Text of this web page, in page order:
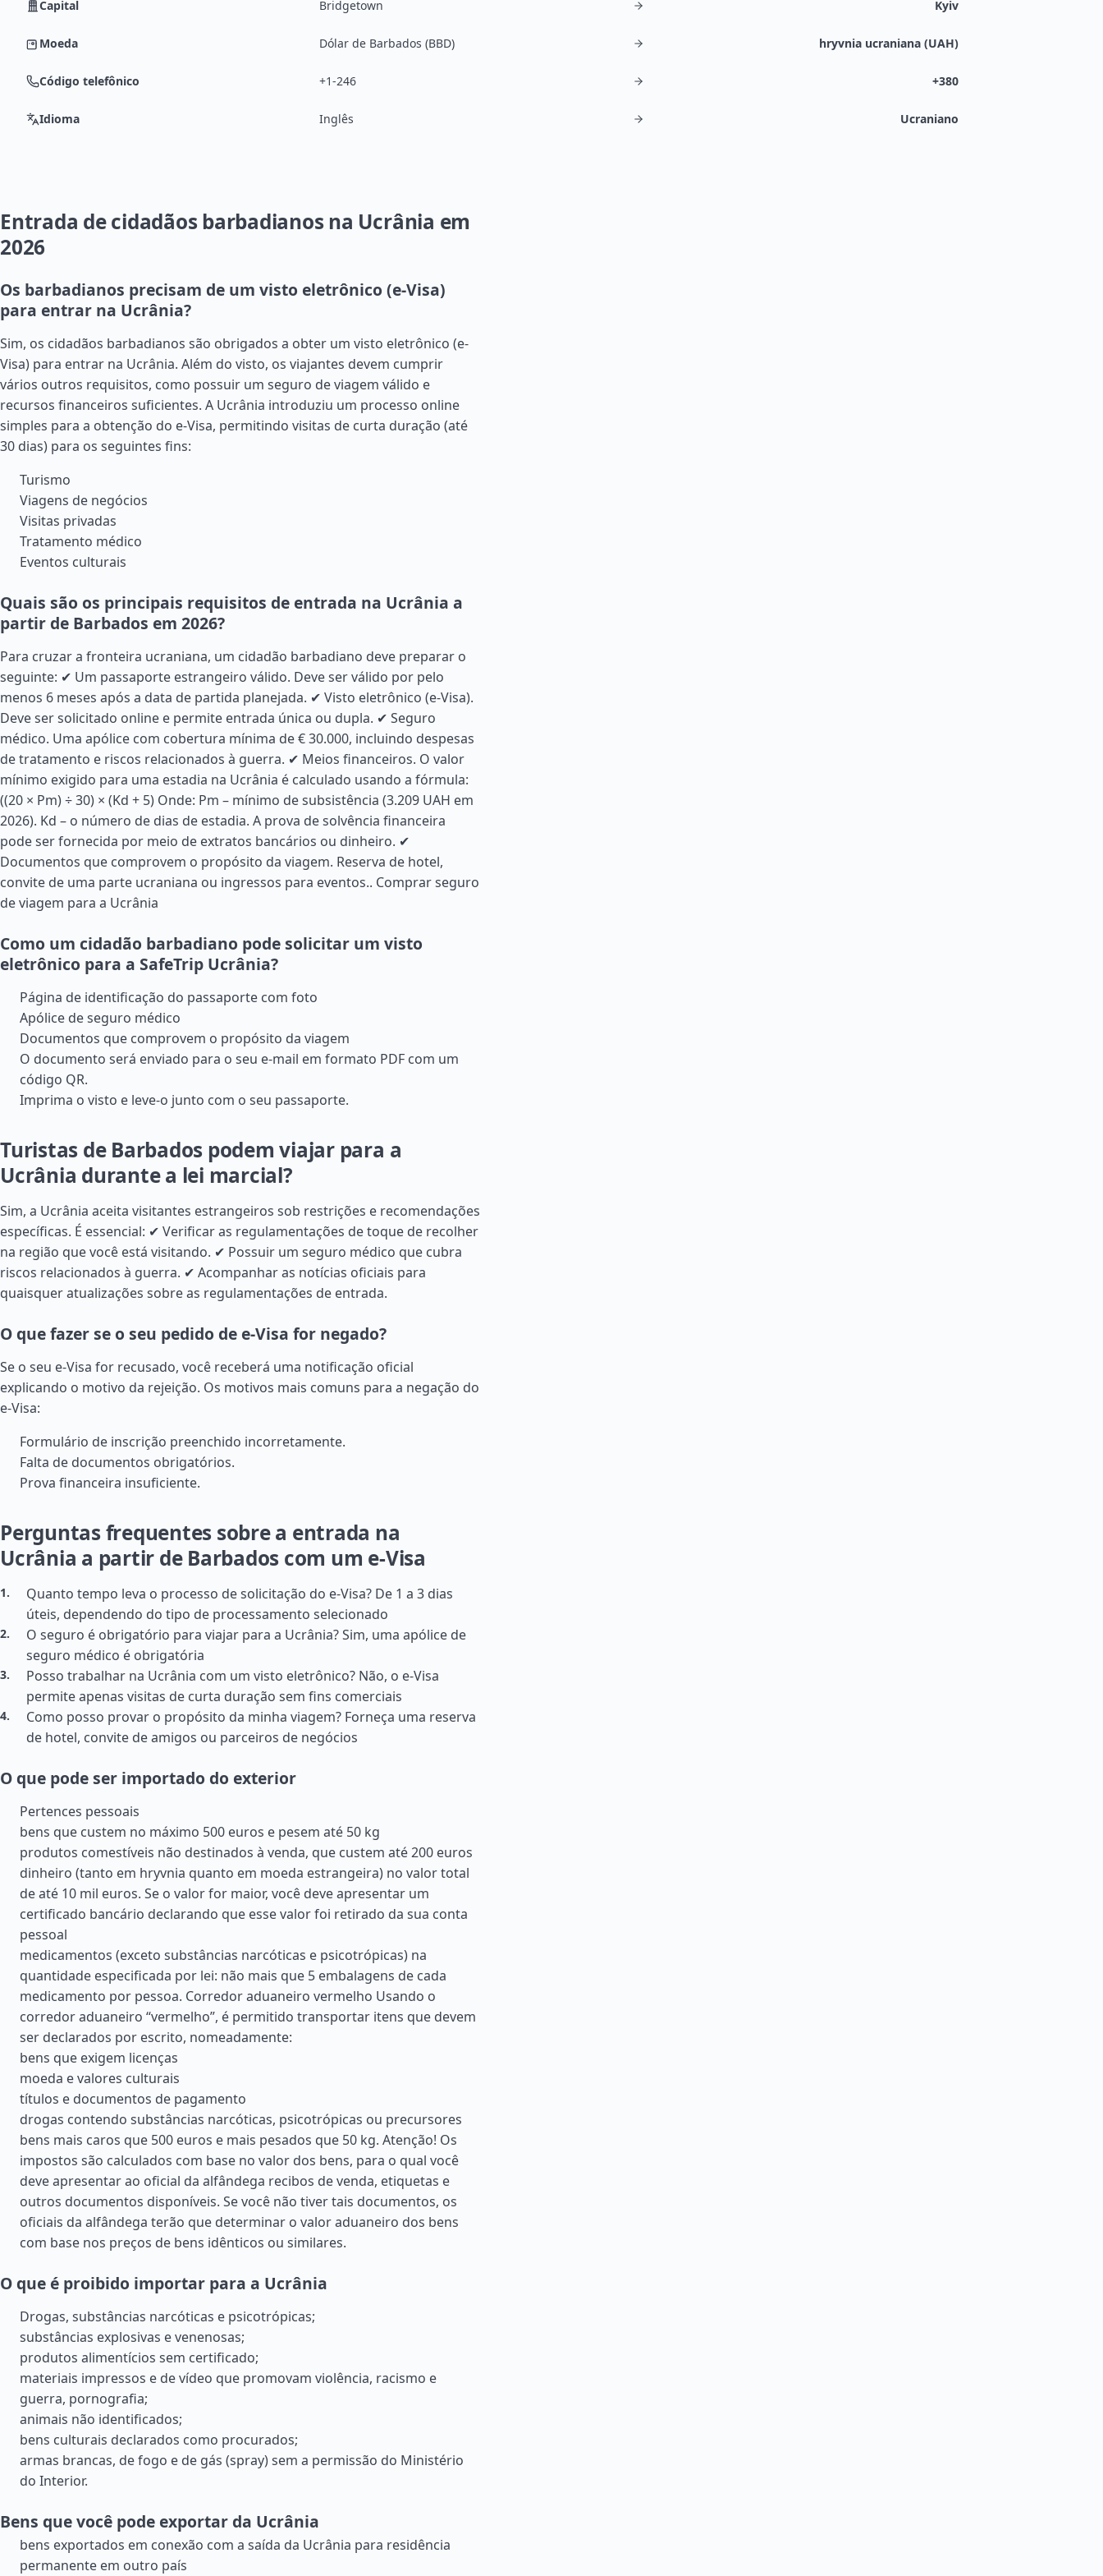
Capital Bridgetown Kyiv
Moeda Dólar de Barbados (BBD) hryvnia ucraniana (UAH)
Código telefônico +1-246 +380
Idioma Inglês Ucraniano
Entrada de cidadãos barbadianos na Ucrânia em
2026
Os barbadianos precisam de um visto eletrônico (e-Visa)
para entrar na Ucrânia?
Sim, os cidadãos barbadianos são obrigados a obter um visto eletrônico (e-
Visa) para entrar na Ucrânia. Além do visto, os viajantes devem cumprir
vários outros requisitos, como possuir um seguro de viagem válido e
recursos financeiros suficientes. A Ucrânia introduziu um processo online
simples para a obtenção do e-Visa, permitindo visitas de curta duração (até
30 dias) para os seguintes fins:
Turismo
Viagens de negócios
Visitas privadas
Tratamento médico
Eventos culturais
Quais são os principais requisitos de entrada na Ucrânia a
partir de Barbados em 2026?
Para cruzar a fronteira ucraniana, um cidadão barbadiano deve preparar o
seguinte: ✔ Um passaporte estrangeiro válido. Deve ser válido por pelo
menos 6 meses após a data de partida planejada. ✔ Visto eletrônico (e-Visa).
Deve ser solicitado online e permite entrada única ou dupla. ✔ Seguro
médico. Uma apólice com cobertura mínima de € 30.000, incluindo despesas
de tratamento e riscos relacionados à guerra. ✔ Meios financeiros. O valor
mínimo exigido para uma estadia na Ucrânia é calculado usando a fórmula:
((20 × Pm) ÷ 30) × (Kd + 5) Onde: Pm – mínimo de subsistência (3.209 UAH em
2026). Kd – o número de dias de estadia. A prova de solvência financeira
pode ser fornecida por meio de extratos bancários ou dinheiro. ✔
Documentos que comprovem o propósito da viagem. Reserva de hotel,
convite de uma parte ucraniana ou ingressos para eventos.. Comprar seguro
de viagem para a Ucrânia
Como um cidadão barbadiano pode solicitar um visto
eletrônico para a SafeTrip Ucrânia?
Página de identificação do passaporte com foto
Apólice de seguro médico
Documentos que comprovem o propósito da viagem
O documento será enviado para o seu e-mail em formato PDF com um
código QR.
Imprima o visto e leve-o junto com o seu passaporte.
Turistas de Barbados podem viajar para a
Ucrânia durante a lei marcial?
Sim, a Ucrânia aceita visitantes estrangeiros sob restrições e recomendações
específicas. É essencial: ✔ Verificar as regulamentações de toque de recolher
na região que você está visitando. ✔ Possuir um seguro médico que cubra
riscos relacionados à guerra. ✔ Acompanhar as notícias oficiais para
quaisquer atualizações sobre as regulamentações de entrada.
O que fazer se o seu pedido de e-Visa for negado?
Se o seu e-Visa for recusado, você receberá uma notificação oficial
explicando o motivo da rejeição. Os motivos mais comuns para a negação do
e-Visa:
Formulário de inscrição preenchido incorretamente.
Falta de documentos obrigatórios.
Prova financeira insuficiente.
Perguntas frequentes sobre a entrada na
Ucrânia a partir de Barbados com um e-Visa
Quanto tempo leva o processo de solicitação do e-Visa? De 1 a 3 dias
úteis, dependendo do tipo de processamento selecionado
O seguro é obrigatório para viajar para a Ucrânia? Sim, uma apólice de
seguro médico é obrigatória
Posso trabalhar na Ucrânia com um visto eletrônico? Não, o e-Visa
permite apenas visitas de curta duração sem fins comerciais
Como posso provar o propósito da minha viagem? Forneça uma reserva
de hotel, convite de amigos ou parceiros de negócios
O que pode ser importado do exterior
Pertences pessoais
bens que custem no máximo 500 euros e pesem até 50 kg
produtos comestíveis não destinados à venda, que custem até 200 euros
dinheiro (tanto em hryvnia quanto em moeda estrangeira) no valor total
de até 10 mil euros. Se o valor for maior, você deve apresentar um
certificado bancário declarando que esse valor foi retirado da sua conta
pessoal
medicamentos (exceto substâncias narcóticas e psicotrópicas) na
quantidade especificada por lei: não mais que 5 embalagens de cada
medicamento por pessoa. Corredor aduaneiro vermelho Usando o
corredor aduaneiro “vermelho”, é permitido transportar itens que devem
ser declarados por escrito, nomeadamente:
bens que exigem licenças
moeda e valores culturais
títulos e documentos de pagamento
drogas contendo substâncias narcóticas, psicotrópicas ou precursores
bens mais caros que 500 euros e mais pesados que 50 kg. Atenção! Os
impostos são calculados com base no valor dos bens, para o qual você
deve apresentar ao oficial da alfândega recibos de venda, etiquetas e
outros documentos disponíveis. Se você não tiver tais documentos, os
oficiais da alfândega terão que determinar o valor aduaneiro dos bens
com base nos preços de bens idênticos ou similares.
O que é proibido importar para a Ucrânia
Drogas, substâncias narcóticas e psicotrópicas;
substâncias explosivas e venenosas;
produtos alimentícios sem certificado;
materiais impressos e de vídeo que promovam violência, racismo e
guerra, pornografia;
animais não identificados;
bens culturais declarados como procurados;
armas brancas, de fogo e de gás (spray) sem a permissão do Ministério
do Interior.
Bens que você pode exportar da Ucrânia
bens exportados em conexão com a saída da Ucrânia para residência
permanente em outro país